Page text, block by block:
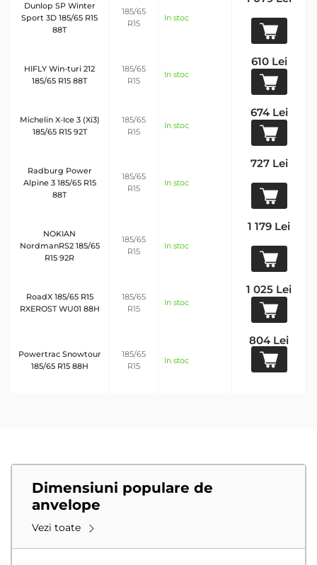
Dunlop SP Winter
Sport 3D 185/65 R15
88T
185/65
R15
In stoc
HIFLY Win-turi 212
185/65 R15 88T
185/65
R15
In stoc
610 Lei
Michelin X-Ice 3 (Xi3)
185/65 R15 92T
185/65
R15
In stoc
674 Lei
Radburg Power
Alpine 3 185/65 R15
88T
185/65
R15
In stoc
727 Lei
NOKIAN
NordmanRS2 185/65
R15 92R
185/65
R15
In stoc
1 179 Lei
RoadX 185/65 R15
RXEROST WU01 88H
185/65
R15
In stoc
1 025 Lei
Powertrac Snowtour
185/65 R15 88H
185/65
R15
In stoc
804 Lei
Dimensiuni populare de
anvelope
Vezi toate